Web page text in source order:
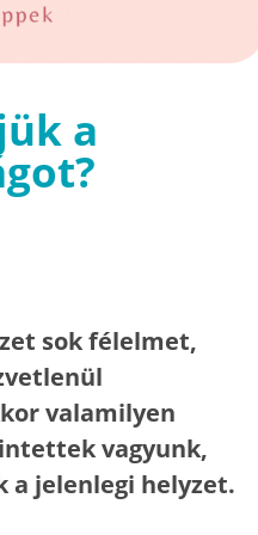
a
sok félelmet,
valamilyen
vagyunk,
a jelenlegi helyzet.